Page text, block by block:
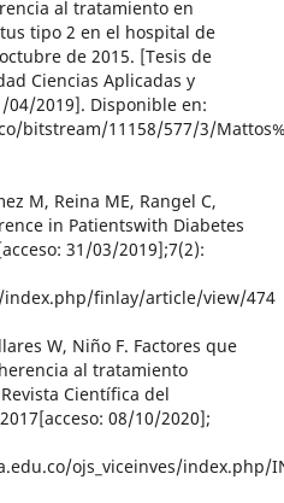
al tratamiento en
tipo 2 en el hospital de
de 2015. [Tesis de
Ciencias Aplicadas y
04/2019]. Disponible en:
bitstream/11158/577/3/
M, Reina ME, Rangel C,
in Patientswith Diabetes
31/03/2019];7(2):
finlay/article/view/474
W, Niño F. Factores que
al tratamiento
Científica del
08/10/2020];
ojs_viceinves/index.php/